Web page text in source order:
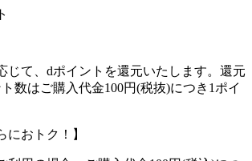
じて、dポイントを還元いたします。還元
数はご購入代金100円(税抜)につき1ポイ
におトク！】